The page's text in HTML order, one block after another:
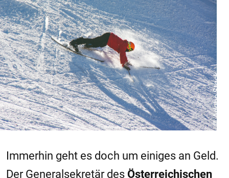
© Adobe Stock
Immerhin geht es doch um einiges an Geld.
Der Generalsekretär des Österreichischen